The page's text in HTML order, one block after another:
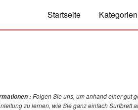
Startseite Kategorien
:Folgen Sie uns, um anhand einer gut
zu lernen, wie Sie ganz einfach Surfbrett